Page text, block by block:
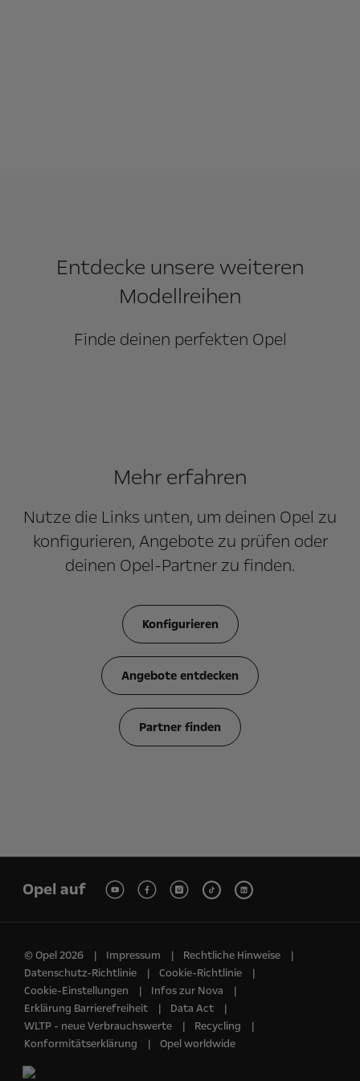
Entdecke unsere weiteren
Modellreihen
Finde deinen perfekten Opel
Mehr erfahren
Nutze die Links unten, um deinen Opel zu
konfigurieren, Angebote zu prüfen oder
deinen Opel-Partner zu finden.
Konfigurieren
Angebote entdecken
Partner finden
Opel auf
© Opel 2026 Impressum
Rechtliche Hinweise
Datenschutz-Richtlinie
Cookie-Richtlinie
Cookie-Einstellungen
Infos zur Nova
Erklärung Barrierefreiheit
Data Act
WLTP - neue Verbrauchswerte
Recycling
Konformitätserklärung
Opel worldwide